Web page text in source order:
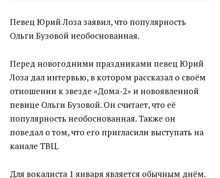
Певец Юрий Лоза заявил, что популярность
Ольги Бузовой необоснованная.
Перед новогодними праздниками певец Юрий
Лоза дал интервью, в котором рассказал о своём
отношении к звезде «Дома-2» и новоявленной
певице Ольги Бузовой. Он считает, что её
популярность необоснованная. Также он
поведал о том, что его пригласили выступать на
канале ТВЦ.
Для вокалиста 1 января является обычным днём.